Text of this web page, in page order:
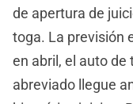
de apertura de
toga. La previsión
en abril, el auto
abreviado llegue